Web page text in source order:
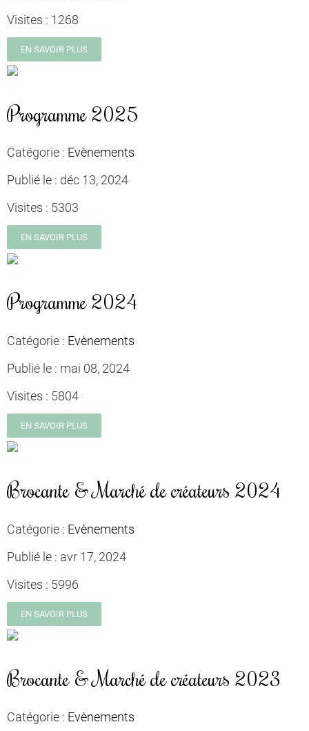
Visites : 1268
EN SAVOIR PLUS
Programme 2025
Catégorie : Evènements
Publié le : déc 13, 2024
Visites : 5303
EN SAVOIR PLUS
Programme 2024
Catégorie : Evènements
Publié le : mai 08, 2024
Visites : 5804
EN SAVOIR PLUS
Brocante & Marché de créateurs 2024
Catégorie : Evènements
Publié le : avr 17, 2024
Visites : 5996
EN SAVOIR PLUS
Brocante & Marché de créateurs 2023
Catégorie : Evènements